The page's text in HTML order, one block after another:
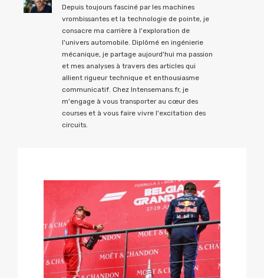
Depuis toujours fasciné par les machines
vrombissantes et la technologie de pointe, je
consacre ma carrière à l'exploration de
l'univers automobile. Diplômé en ingénierie
mécanique, je partage aujourd'hui ma passion
et mes analyses à travers des articles qui
allient rigueur technique et enthousiasme
communicatif. Chez Intensemans.fr, je
m'engage à vous transporter au cœur des
courses et à vous faire vivre l'excitation des
circuits.